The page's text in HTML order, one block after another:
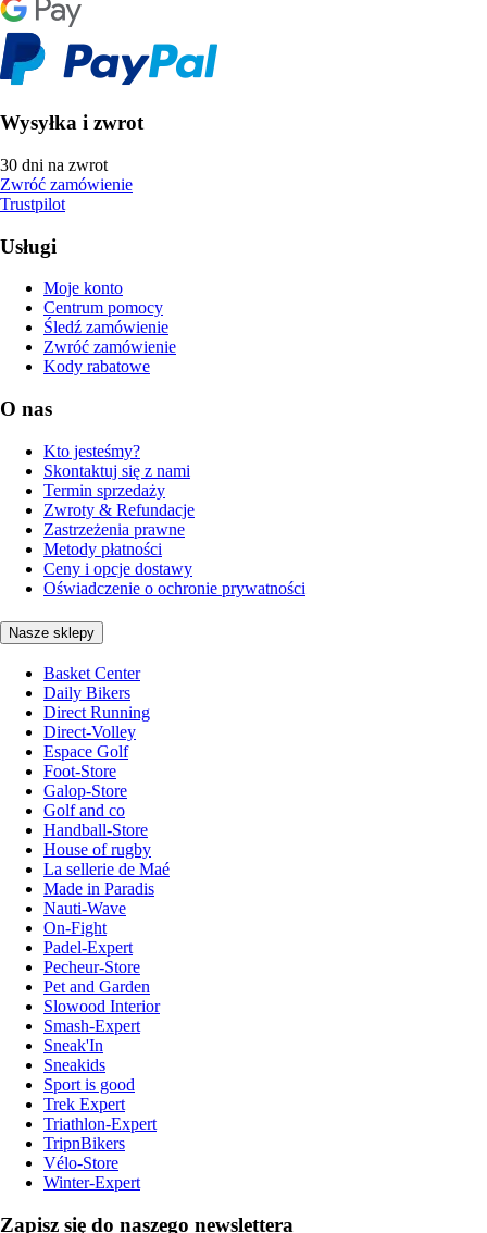
Wysyłka i zwrot
30 dni na zwrot
Zwróć zamówienie
Trustpilot
Usługi
Moje konto
Centrum pomocy
Śledź zamówienie
Zwróć zamówienie
Kody rabatowe
O nas
Kto jesteśmy?
Skontaktuj się z nami
Termin sprzedaży
Zwroty & Refundacje
Zastrzeżenia prawne
Metody płatności
Ceny i opcje dostawy
Oświadczenie o ochronie prywatności
Nasze sklepy
Basket Center
Daily Bikers
Direct Running
Direct-Volley
Espace Golf
Foot-Store
Galop-Store
Golf and co
Handball-Store
House of rugby
La sellerie de Maé
Made in Paradis
Nauti-Wave
On-Fight
Padel-Expert
Pecheur-Store
Pet and Garden
Slowood Interior
Smash-Expert
Sneak'In
Sneakids
Sport is good
Trek Expert
Triathlon-Expert
TripnBikers
Vélo-Store
Winter-Expert
Zapisz się do naszego newslettera